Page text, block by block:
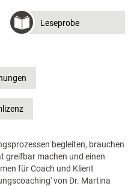
Leseprobe
begleiten, brauchen
greifbar machen und einen
für Coach und Klient
von Dr. Martina